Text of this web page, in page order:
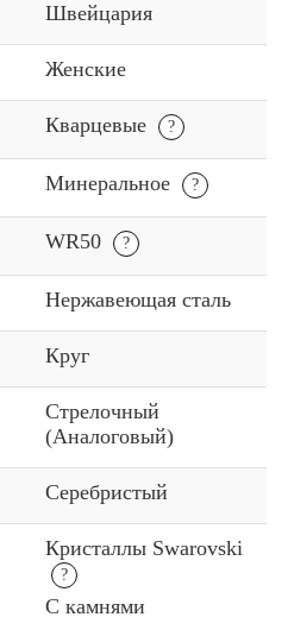
Швейцария
Женские
Кварцевые
Минеральное
WR50
Нержавеющая сталь
Круг
Стрелочный
(Аналоговый)
Серебристый
Кристаллы Swarovski
С камнями